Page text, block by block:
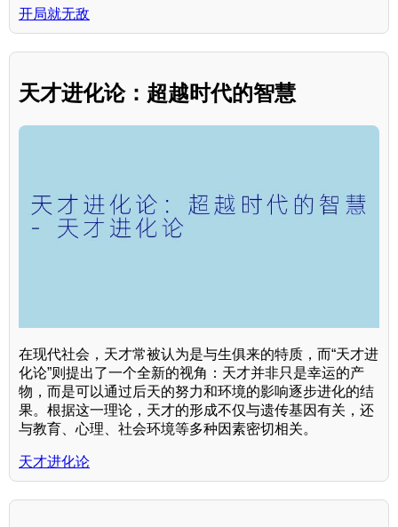
开局就无敌
天才进化论：超越时代的智慧
在现代社会，天才常被认为是与生俱来的特质，而“天才进
化论”则提出了一个全新的视角：天才并非只是幸运的产
物，而是可以通过后天的努力和环境的影响逐步进化的结
果。根据这一理论，天才的形成不仅与遗传基因有关，还
与教育、心理、社会环境等多种因素密切相关。
天才进化论